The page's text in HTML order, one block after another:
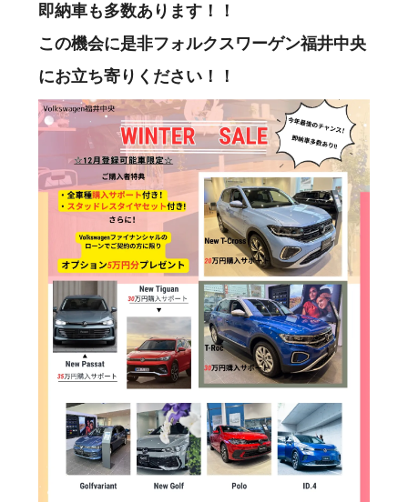
即納車も多数あります！！
この機会に是非フォルクスワーゲン福井中央
にお立ち寄りください！！